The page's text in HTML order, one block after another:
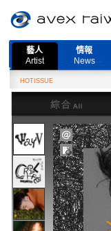
藝人
Artist
情報
News
HOTISSUE
綜合